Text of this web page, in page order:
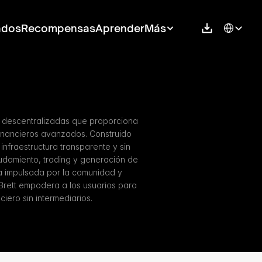
RecompensasAprenderMás Select
que proporciona
avanzados. Construido
transparente y sin
trading y generación de
impulsada por la comunidad y
empodera a los usuarios para
sin intermediarios.